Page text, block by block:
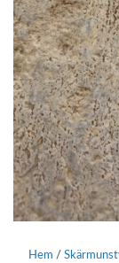
Hem /